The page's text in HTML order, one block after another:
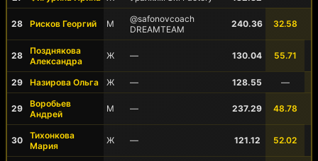
28 Рисков Георгий М
@safonovcoach
DREAMTEAM
240.36 32.58
28
Позднякова
Александра
Ж — 130.04 55.71
29 Назирова Ольга Ж — 128.55 —
29
Воробьев
Андрей
М — 237.29 48.78
30
Тихонкова
Мария
Ж — 121.12 52.02